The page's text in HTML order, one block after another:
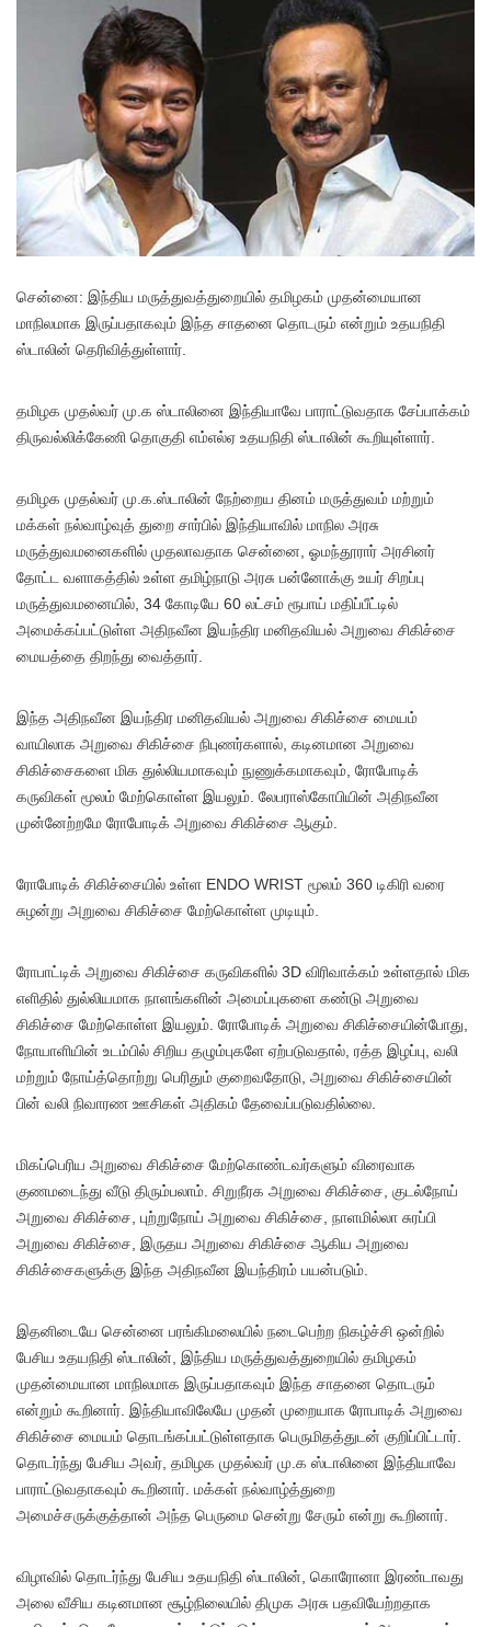
சென்னை: இந்திய மருத்துவத்துறையில் தமிழகம் முதன்மையான
மாநிலமாக இருப்பதாகவும் இந்த சாதனை தொடரும் என்றும் உதயநிதி
ஸ்டாலின் தெரிவித்துள்ளார்.
தமிழக முதல்வர் மு.க ஸ்டாலினை இந்தியாவே பாராட்டுவதாக சேப்பாக்கம்
திருவல்லிக்கேணி தொகுதி எம்எல்ஏ உதயநிதி ஸ்டாலின் கூறியுள்ளார்.
தமிழக முதல்வர் மு.க.ஸ்டாலின் நேற்றைய தினம் மருத்துவம் மற்றும்
மக்கள் நல்வாழ்வுத் துறை சார்பில் இந்தியாவில் மாநில அரசு
மருத்துவமனைகளில் முதலாவதாக சென்னை, ஓமந்தூரார் அரசினர்
தோட்ட வளாகத்தில் உள்ள தமிழ்நாடு அரசு பன்னோக்கு உயர் சிறப்பு
மருத்துவமனையில், 34 கோடியே 60 லட்சம் ரூபாய் மதிப்பீட்டில்
அமைக்கப்பட்டுள்ள அதிநவீன இயந்திர மனிதவியல் அறுவை சிகிச்சை
மையத்தை திறந்து வைத்தார்.
இந்த அதிநவீன இயந்திர மனிதவியல் அறுவை சிகிச்சை மையம்
வாயிலாக அறுவை சிகிச்சை நிபுணர்களால், கடினமான அறுவை
சிகிச்சைகளை மிக துல்லியமாகவும் நுணுக்கமாகவும், ரோபோடிக்
கருவிகள் மூலம் மேற்கொள்ள இயலும். லேபராஸ்கோபியின் அதிநவீன
முன்னேற்றமே ரோபோடிக் அறுவை சிகிச்சை ஆகும்.
ரோபோடிக் சிகிச்சையில் உள்ள ENDO WRIST மூலம் 360 டிகிரி வரை
சுழன்று அறுவை சிகிச்சை மேற்கொள்ள முடியும்.
ரோபாட்டிக் அறுவை சிகிச்சை கருவிகளில் 3D விரிவாக்கம் உள்ளதால் மிக
எளிதில் துல்லியமாக நாளங்களின் அமைப்புகளை கண்டு அறுவை
சிகிச்சை மேற்கொள்ள இயலும். ரோபோடிக் அறுவை சிகிச்சையின்போது,
நோயாளியின் உடம்பில் சிறிய தழும்புகளே ஏற்படுவதால், ரத்த இழப்பு, வலி
மற்றும் நோய்த்தொற்று பெரிதும் குறைவதோடு, அறுவை சிகிச்சையின்
பின் வலி நிவாரண ஊசிகள் அதிகம் தேவைப்படுவதில்லை.
மிகப்பெரிய அறுவை சிகிச்சை மேற்கொண்டவர்களும் விரைவாக
குணமடைந்து வீடு திரும்பலாம். சிறுநீரக அறுவை சிகிச்சை, குடல்நோய்
அறுவை சிகிச்சை, புற்றுநோய் அறுவை சிகிச்சை, நாளமில்லா சுரப்பி
அறுவை சிகிச்சை, இருதய அறுவை சிகிச்சை ஆகிய அறுவை
சிகிச்சைகளுக்கு இந்த அதிநவீன இயந்திரம் பயன்படும்.
இதனிடையே சென்னை பரங்கிமலையில் நடைபெற்ற நிகழ்ச்சி ஒன்றில்
பேசிய உதயநிதி ஸ்டாலின், இந்திய மருத்துவத்துறையில் தமிழகம்
முதன்மையான மாநிலமாக இருப்பதாகவும் இந்த சாதனை தொடரும்
என்றும் கூறினார். இந்தியாவிலேயே முதன் முறையாக ரோபாடிக் அறுவை
சிகிச்சை மையம் தொடங்கப்பட்டுள்ளதாக பெருமிதத்துடன் குறிப்பிட்டார்.
தொடர்ந்து பேசிய அவர், தமிழக முதல்வர் மு.க ஸ்டாலினை இந்தியாவே
பாராட்டுவதாகவும் கூறினார். மக்கள் நல்வாழ்த்துறை
அமைச்சருக்குத்தான் அந்த பெருமை சென்று சேரும் என்று கூறினார்.
விழாவில் தொடர்ந்து பேசிய உதயநிதி ஸ்டாலின், கொரோனா இரண்டாவது
அலை வீசிய கடினமான சூழ்நிலையில் திமுக அரசு பதவியேற்றதாக